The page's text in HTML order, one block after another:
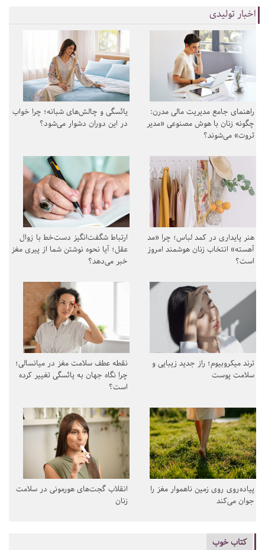
اخبار تولیدی
راهنمای جامع مدیریت مالی مدرن:
چگونه زنان با هوش مصنوعی «مدیر
ثروت» می‌شوند؟
یائسگی و چالش‌های شبانه؛ چرا خواب
در این دوران دشوار می‌شود؟
هنر پایداری در کمد لباس؛ چرا «مد
آهسته» انتخاب زنان هوشمند امروز
است؟
ارتباط شگفت‌انگیز دست‌خط با زوال
عقل؛ آیا نحوه نوشتن شما از پیری مغز
خبر می‌دهد؟
ترند میکروبیوم؛ راز جدید زیبایی و
سلامت پوست
نقطه عطف سلامت مغز در میانسالی؛
چرا نگاه جهان به یائسگی تغییر کرده
است؟
پیاده‌روی روی زمین ناهموار مغز را
جوان می‌کند
انقلاب گجت‌های هورمونی در سلامت
زنان
کتاب خوب